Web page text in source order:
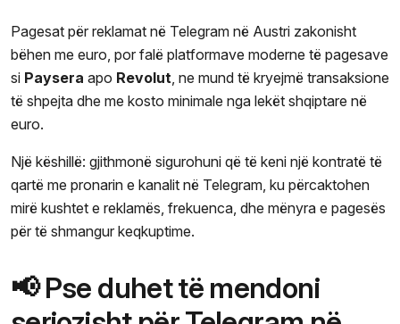
Pagesat për reklamat në Telegram në Austri zakonisht
bëhen me euro, por falë platformave moderne të pagesave
si Paysera apo Revolut, ne mund të kryejmë transaksione
të shpejta dhe me kosto minimale nga lekët shqiptare në
euro.
Një këshillë: gjithmonë sigurohuni që të keni një kontratë të
qartë me pronarin e kanalit në Telegram, ku përcaktohen
mirë kushtet e reklamës, frekuenca, dhe mënyra e pagesës
për të shmangur keqkuptime.
📢 Pse duhet të mendoni